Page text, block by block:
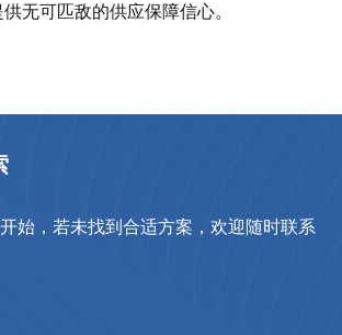
无可匹敌的供应保障信心。
始，若未找到合适方案，欢迎随时联系